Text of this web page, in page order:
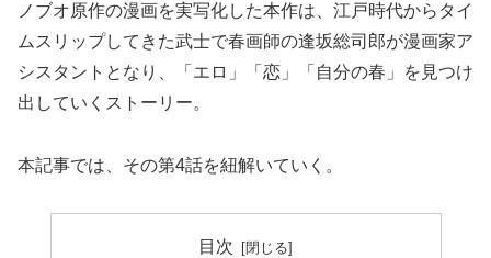
ノブオ原作の漫画を実写化した本作は、江戸時代からタイ
ムスリップしてきた武士で春画師の逢坂総司郎が漫画家ア
シスタントとなり、「エロ」「恋」「自分の春」を見つけ
出していくストーリー。
本記事では、その第4話を紐解いていく。
目次